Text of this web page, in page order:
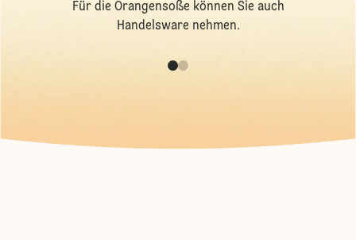
Für die Orangensoße können Sie auch
Handelsware nehmen.